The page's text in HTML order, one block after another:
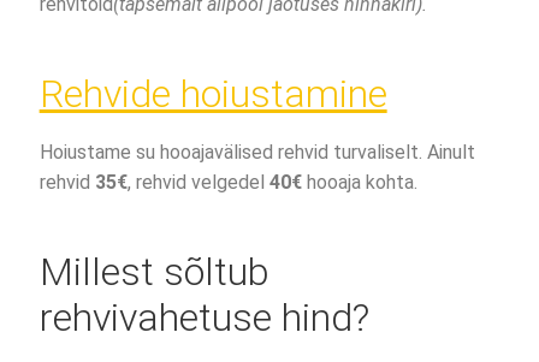
rehvitöid(täpsemalt allpool jaotuses hinnakiri).
Rehvide hoiustamine
Hoiustame su hooajavälised rehvid turvaliselt. Ainult
rehvid 35€, rehvid velgedel 40€hooaja kohta.
Millest sõltub
rehvivahetuse hind?